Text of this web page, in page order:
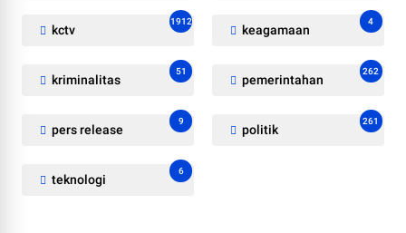
kctv
1912
keagamaan
4
kriminalitas
51
pemerintahan
262
pers release
9
politik
261
teknologi
6